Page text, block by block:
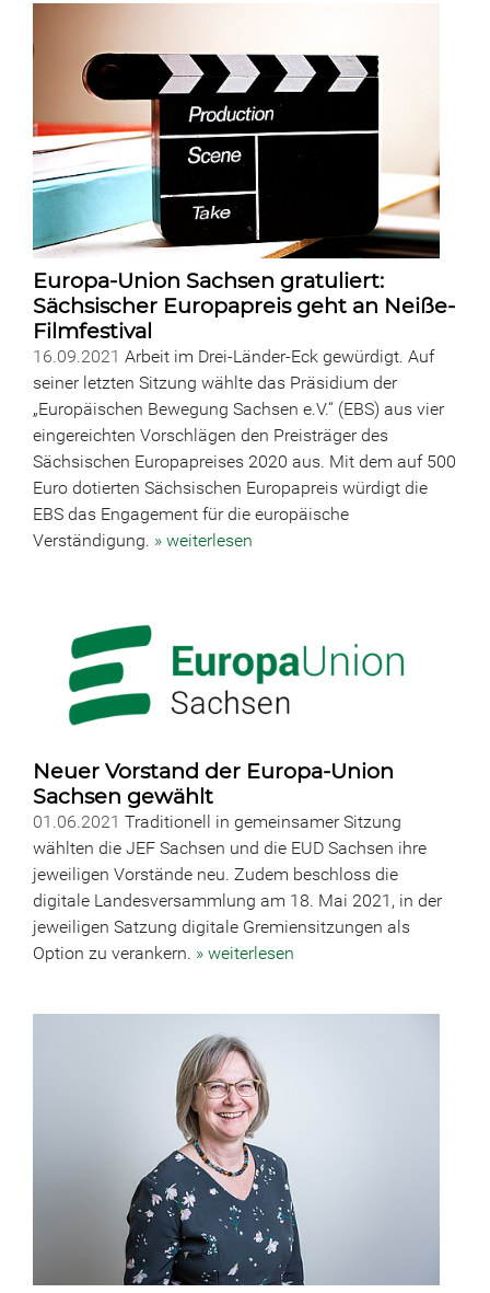
Europa-Union Sachsen gratuliert:
Sächsischer Europapreis geht an Neiße-
Filmfestival
16.09.2021 Arbeit im Drei-Länder-Eck gewürdigt. Auf
seiner letzten Sitzung wählte das Präsidium der
„Europäischen Bewegung Sachsen e.V.“ (EBS) aus vier
eingereichten Vorschlägen den Preisträger des
Sächsischen Europapreises 2020 aus. Mit dem auf 500
Euro dotierten Sächsischen Europapreis würdigt die
EBS das Engagement für die europäische
Verständigung. » weiterlesen
Neuer Vorstand der Europa-Union
Sachsen gewählt
01.06.2021 Traditionell in gemeinsamer Sitzung
wählten die JEF Sachsen und die EUD Sachsen ihre
jeweiligen Vorstände neu. Zudem beschloss die
digitale Landesversammlung am 18. Mai 2021, in der
jeweiligen Satzung digitale Gremiensitzungen als
Option zu verankern. » weiterlesen